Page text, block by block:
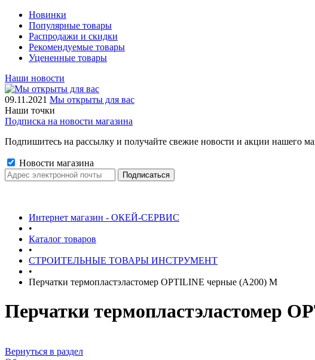
Новинки
Популярные товары
Распродажи и скидки
Рекомендуемые товары
Уцененные товары
Наши новости
09.11.2021 Мы открыты для вас
Наши точки
Подписка на новости магазина
Подпишитесь на рассылку и получайте свежие новости и акции нашего
Новости магазина
Интернет магазин - ОКЕЙ-СЕРВИС
•
Каталог товаров
•
СТРОИТЕЛЬНЫЕ ТОВАРЫ ИНСТРУМЕНТ
•
Перчатки термопластэластомер OPTILINE черные (А200) M
Перчатки термопластэластомер
Вернуться в раздел